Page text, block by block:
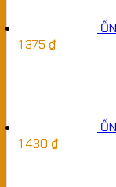
1,375 ₫
1,430 ₫